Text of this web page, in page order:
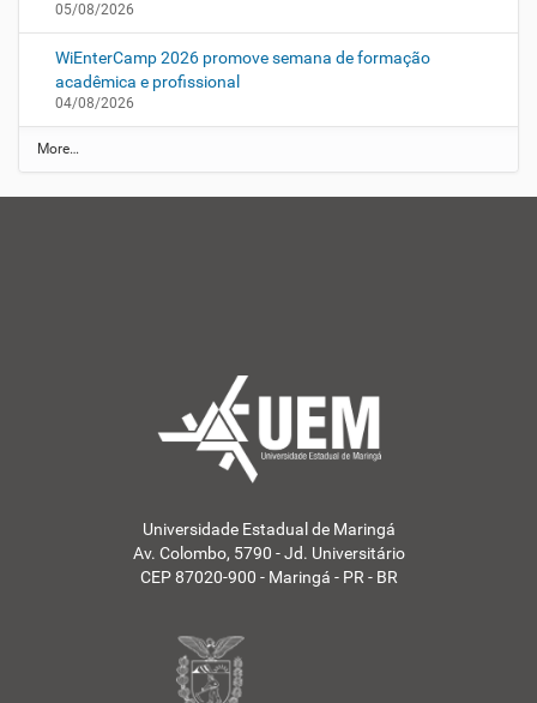
05/08/2026
WiEnterCamp 2026 promove semana de formação
acadêmica e profissional
04/08/2026
N
o
More…
Universidade Estadual de Maringá
Av. Colombo, 5790 - Jd. Universitário
CEP 87020-900 - Maringá - PR - BR
Aumentar tamanho
Diminuir tamanho do
Diminuir